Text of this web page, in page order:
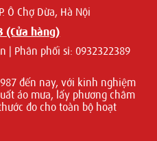
Ô Chợ Dừa, Hà Nội
(Cửa hàng)
| Phân phối sỉ: 0932322389
đến nay, với kinh nghiệm
áo mưa, lấy phương châm
đo cho toàn bộ hoạt